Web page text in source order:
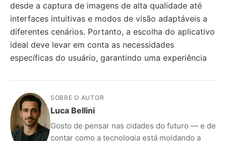
desde a captura de imagens de alta qualidade até
interfaces intuitivas e modos de visão adaptáveis ​​a
diferentes cenários. Portanto, a escolha do aplicativo
ideal deve levar em conta as necessidades
específicas do usuário, garantindo uma experiência
SOBRE O AUTOR
Luca Bellini
Gosto de pensar nas cidades do futuro — e de
contar como a tecnologia está moldando a